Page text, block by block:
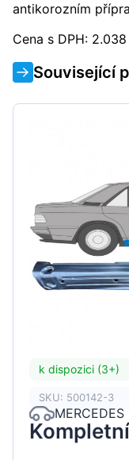
antikorozním
Cena s DPH: 2.038
Související
k dispozici (3+)
SKU: 500142-3